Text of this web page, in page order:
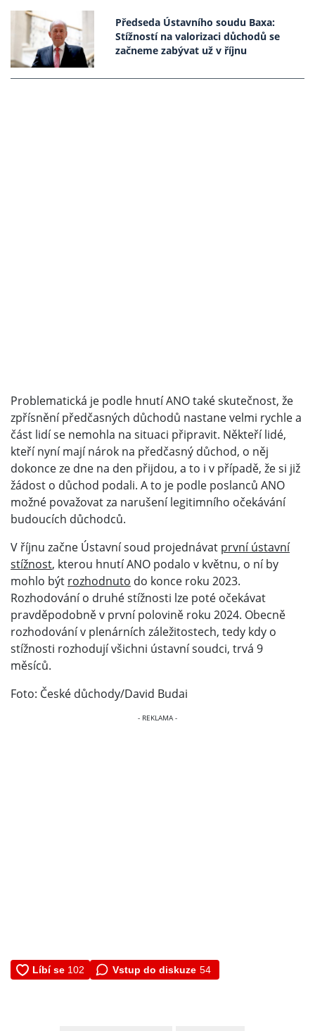
Předseda Ústavního soudu Baxa:
Stížností na valorizaci důchodů se
začneme zabývat už v říjnu
Problematická je podle hnutí ANO také skutečnost, že
zpřísnění předčasných důchodů nastane velmi rychle a
část lidí se nemohla na situaci připravit. Někteří lidé,
kteří nyní mají nárok na předčasný důchod, o něj
dokonce ze dne na den přijdou, a to i v případě, že si již
žádost o důchod podali. A to je podle poslanců ANO
možné považovat za narušení legitimního očekávání
budoucích důchodců.
V říjnu začne Ústavní soud projednávat první ústavní
stížnost, kterou hnutí ANO podalo v květnu, o ní by
mohlo být rozhodnuto do konce roku 2023.
Rozhodování o druhé stížnosti lze poté očekávat
pravděpodobně v první polovině roku 2024. Obecně
rozhodování v plenárních záležitostech, tedy kdy o
stížnosti rozhodují všichni ústavní soudci, trvá 9
měsíců.
Foto: České důchody/David Budai
Vstup do diskuze 54